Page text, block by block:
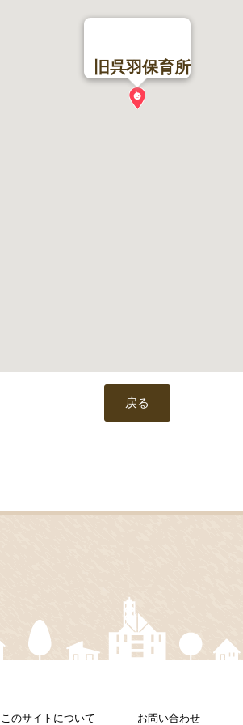
旧呉羽保育所
戻る
このサイトについて お問い合わせ